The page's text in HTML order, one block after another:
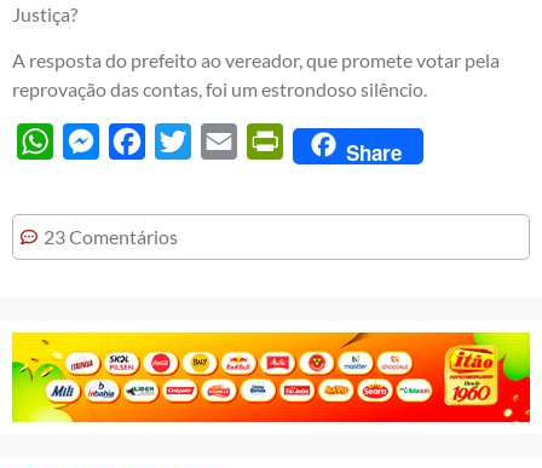
Justiça?
A resposta do prefeito ao vereador, que promete votar pela
reprovação das contas, foi um estrondoso silêncio.
WhatsAppMessengerFacebook
Twitter Email PrintFriendly
Share
23 Comentários